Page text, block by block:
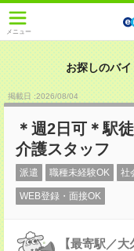
メニュー
お探しのバイ
掲載日 :2026/08/04
＊週2日可＊駅
介護スタッフ
派遣 職種未経験OK 社
WEB登録・面接OK
【最寄駅／